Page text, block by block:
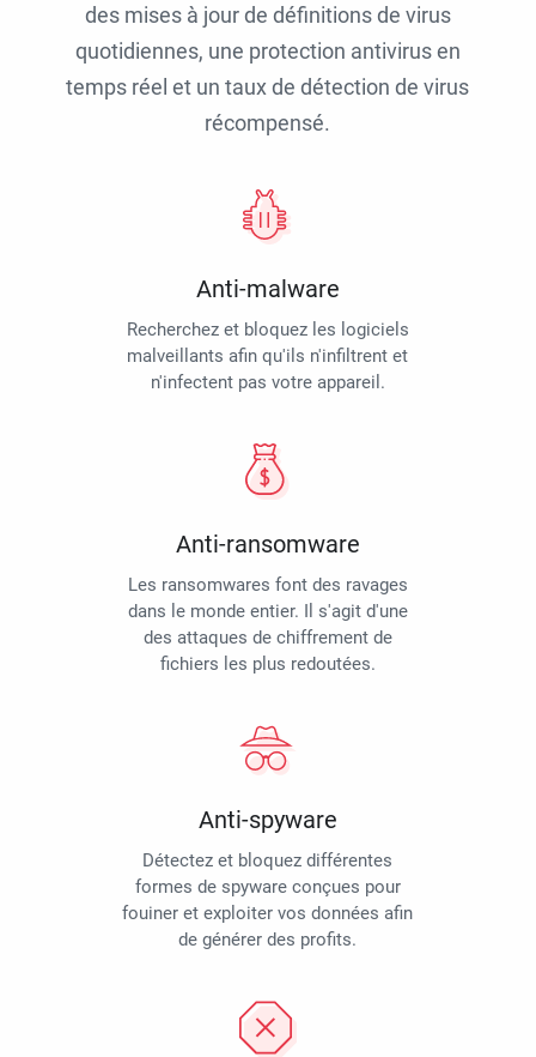
des mises à jour de définitions de virus
quotidiennes, une protection antivirus en
temps réel et un taux de détection de virus
récompensé.
Anti-malware
Recherchez et bloquez les logiciels
malveillants afin qu'ils n'infiltrent et
n'infectent pas votre appareil.
Anti-ransomware
Les ransomwares font des ravages
dans le monde entier. Il s'agit d'une
des attaques de chiffrement de
fichiers les plus redoutées.
Anti-spyware
Détectez et bloquez différentes
formes de spyware conçues pour
fouiner et exploiter vos données afin
de générer des profits.